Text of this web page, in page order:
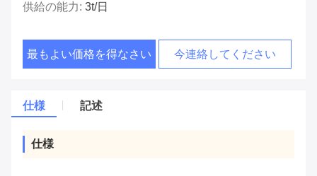
供給の能力: 3t/日
最もよい価格を得なさい 今連絡してください
仕様 記述
仕様